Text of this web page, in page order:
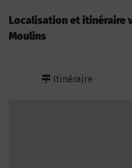
Localisation et itinéraire
Moulins
Itinéraire